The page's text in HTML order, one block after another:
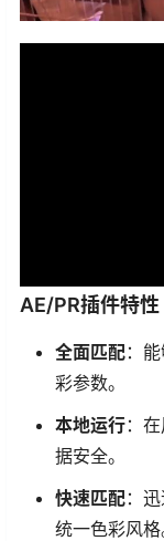
AE/PR插件特性
全面匹配：
彩参数。
本地运行：
据安全。
快速匹配：
统一色彩风格